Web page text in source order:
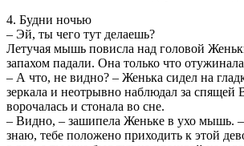
4. Будни ночью
– Эй, ты чего тут делаешь?
Летучая мышь повисла над головой
запахом падали. Она только что
– А что, не видно? – Женька сидел на
зеркала и неотрывно наблюдал за спящей
ворочалась и стонала во сне.
– Видно, – зашипела Женьке в ухо мышь.
знаю, тебе положено приходить к этой